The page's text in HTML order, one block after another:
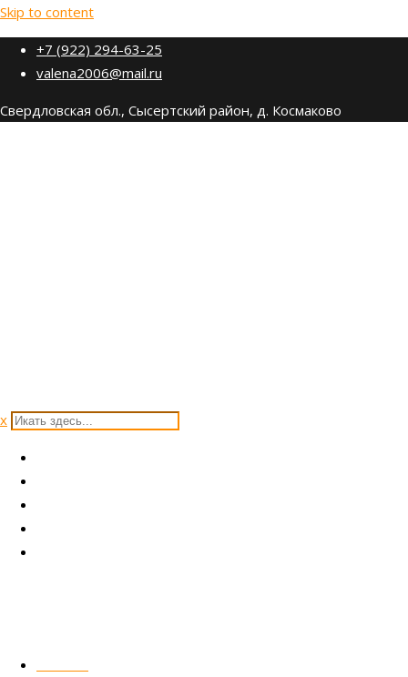
Skip to content
+7 (922) 294-63-25
valena2006@mail.ru
Свердловская обл., Сысертский район, д. Космаково
x